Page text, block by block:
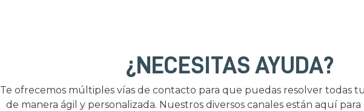
¿NECESITAS AYUDA?
Te ofrecemos múltiples vías de contacto para que puedas resolver todas
de manera ágil y personalizada. Nuestros diversos canales están aquí